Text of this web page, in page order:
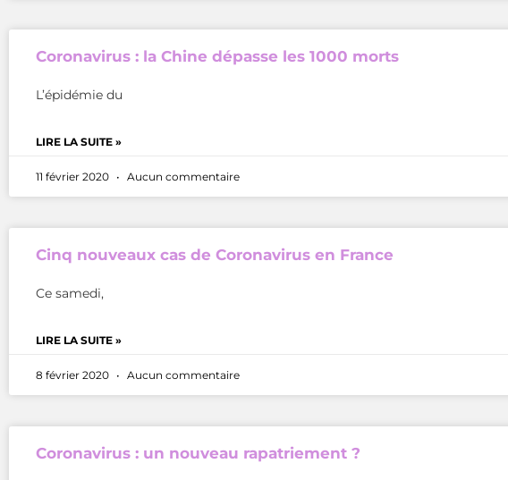
Coronavirus : la Chine dépasse les 1000 morts
L’épidémie du
LIRE LA SUITE »
11 février 2020 Aucun commentaire
Cinq nouveaux cas de Coronavirus en France
Ce samedi,
LIRE LA SUITE »
8 février 2020 Aucun commentaire
Coronavirus : un nouveau rapatriement ?